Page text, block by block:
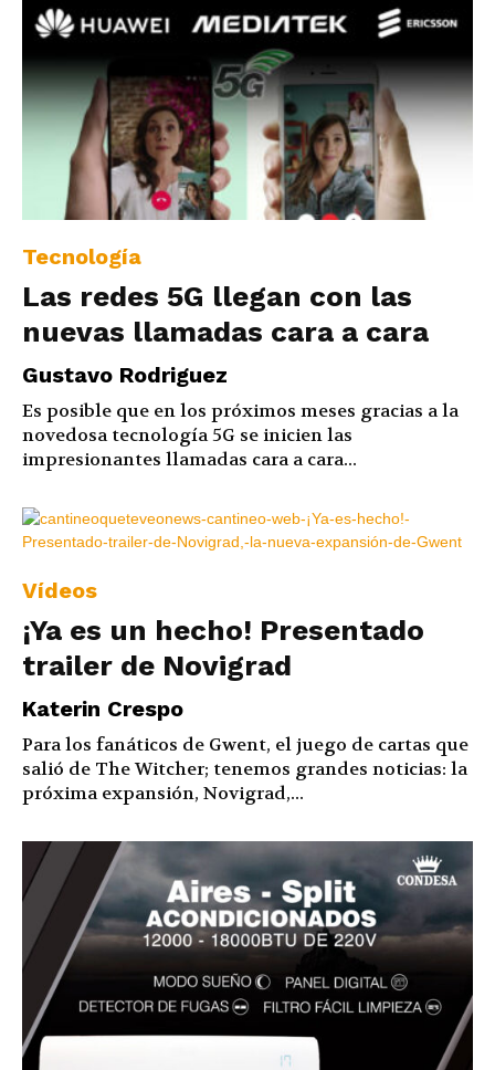
Tecnología
Las redes 5G llegan con las
nuevas llamadas cara a cara
Gustavo Rodriguez
Es posible que en los próximos meses gracias a la
novedosa tecnología 5G se inicien las
impresionantes llamadas cara a cara...
Vídeos
¡Ya es un hecho! Presentado
trailer de Novigrad
Katerin Crespo
Para los fanáticos de Gwent, el juego de cartas que
salió de The Witcher; tenemos grandes noticias: la
próxima expansión, Novigrad,...